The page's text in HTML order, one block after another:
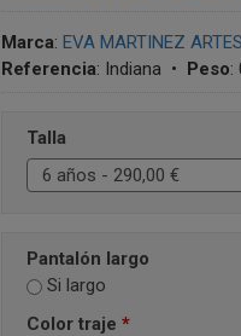
Marca: EVA MARTINEZ
Referencia: Indiana • Peso:
Talla
Pantalón largo
Si largo
Color traje *